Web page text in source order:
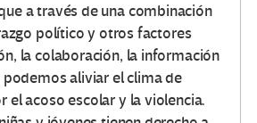
a través de una combinación
político y otros factores
la colaboración, la información
aliviar el clima de
el acoso escolar y la violencia.